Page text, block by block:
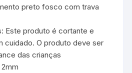
preto fosco com trava
Este produto é cortante e
cuidado. O produto deve ser
das crianças